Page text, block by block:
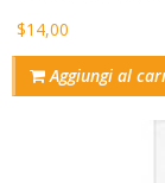
$14,00
Aggiungi al